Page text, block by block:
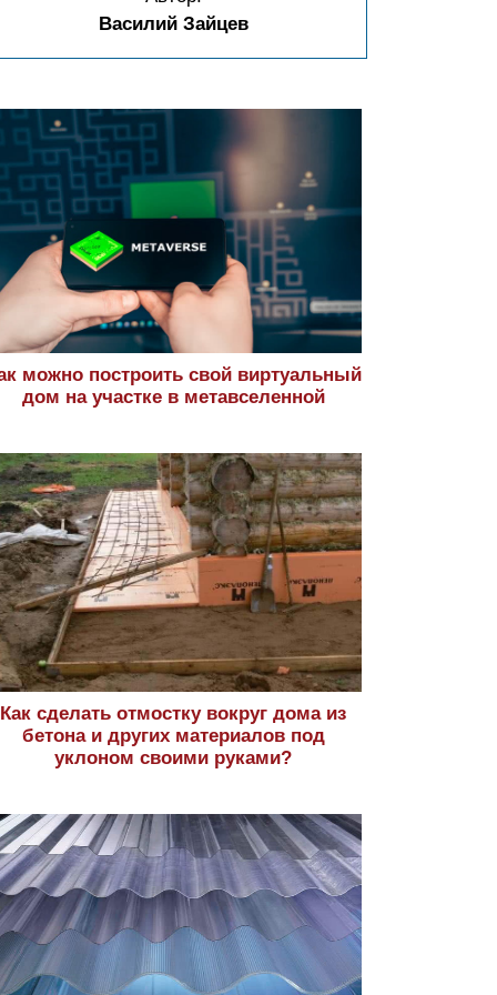
Василий Зайцев
можно построить свой виртуальный
дом на участке в метавселенной
Как сделать отмостку вокруг дома из
бетона и других материалов под
уклоном своими руками?